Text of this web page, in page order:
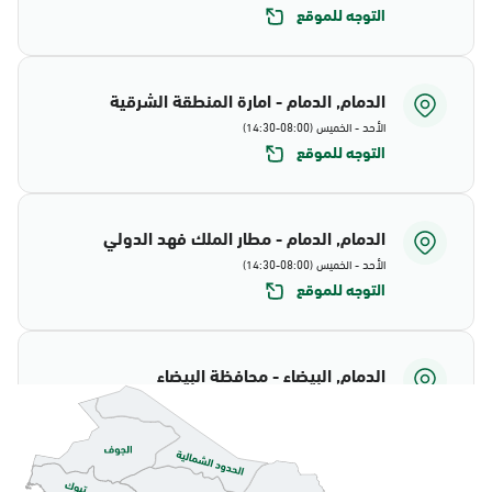
التوجه للموقع
الدمام, الدمام - امارة المنطقة الشرقية
الأحد - الخميس (08:00-14:30)
التوجه للموقع
الدمام, الدمام - مطار الملك فهد الدولي
الأحد - الخميس (08:00-14:30)
التوجه للموقع
الدمام, البيضاء - محافظة البيضاء